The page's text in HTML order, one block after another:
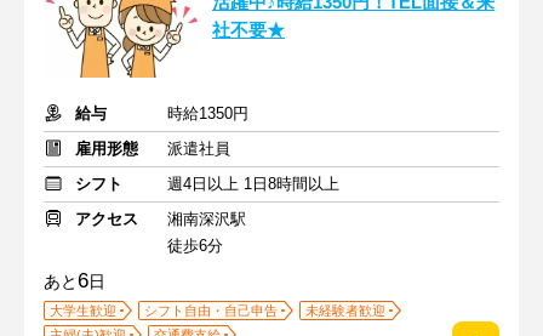
社不要★
給与
時給1350円
雇用形態
派遣社員
シフト
週4日以上 1日8時間以上
アクセス
湘南深沢駅
徒歩6分
あと6日
大学生歓迎 シフト自由・自己申告
未経験者歓迎